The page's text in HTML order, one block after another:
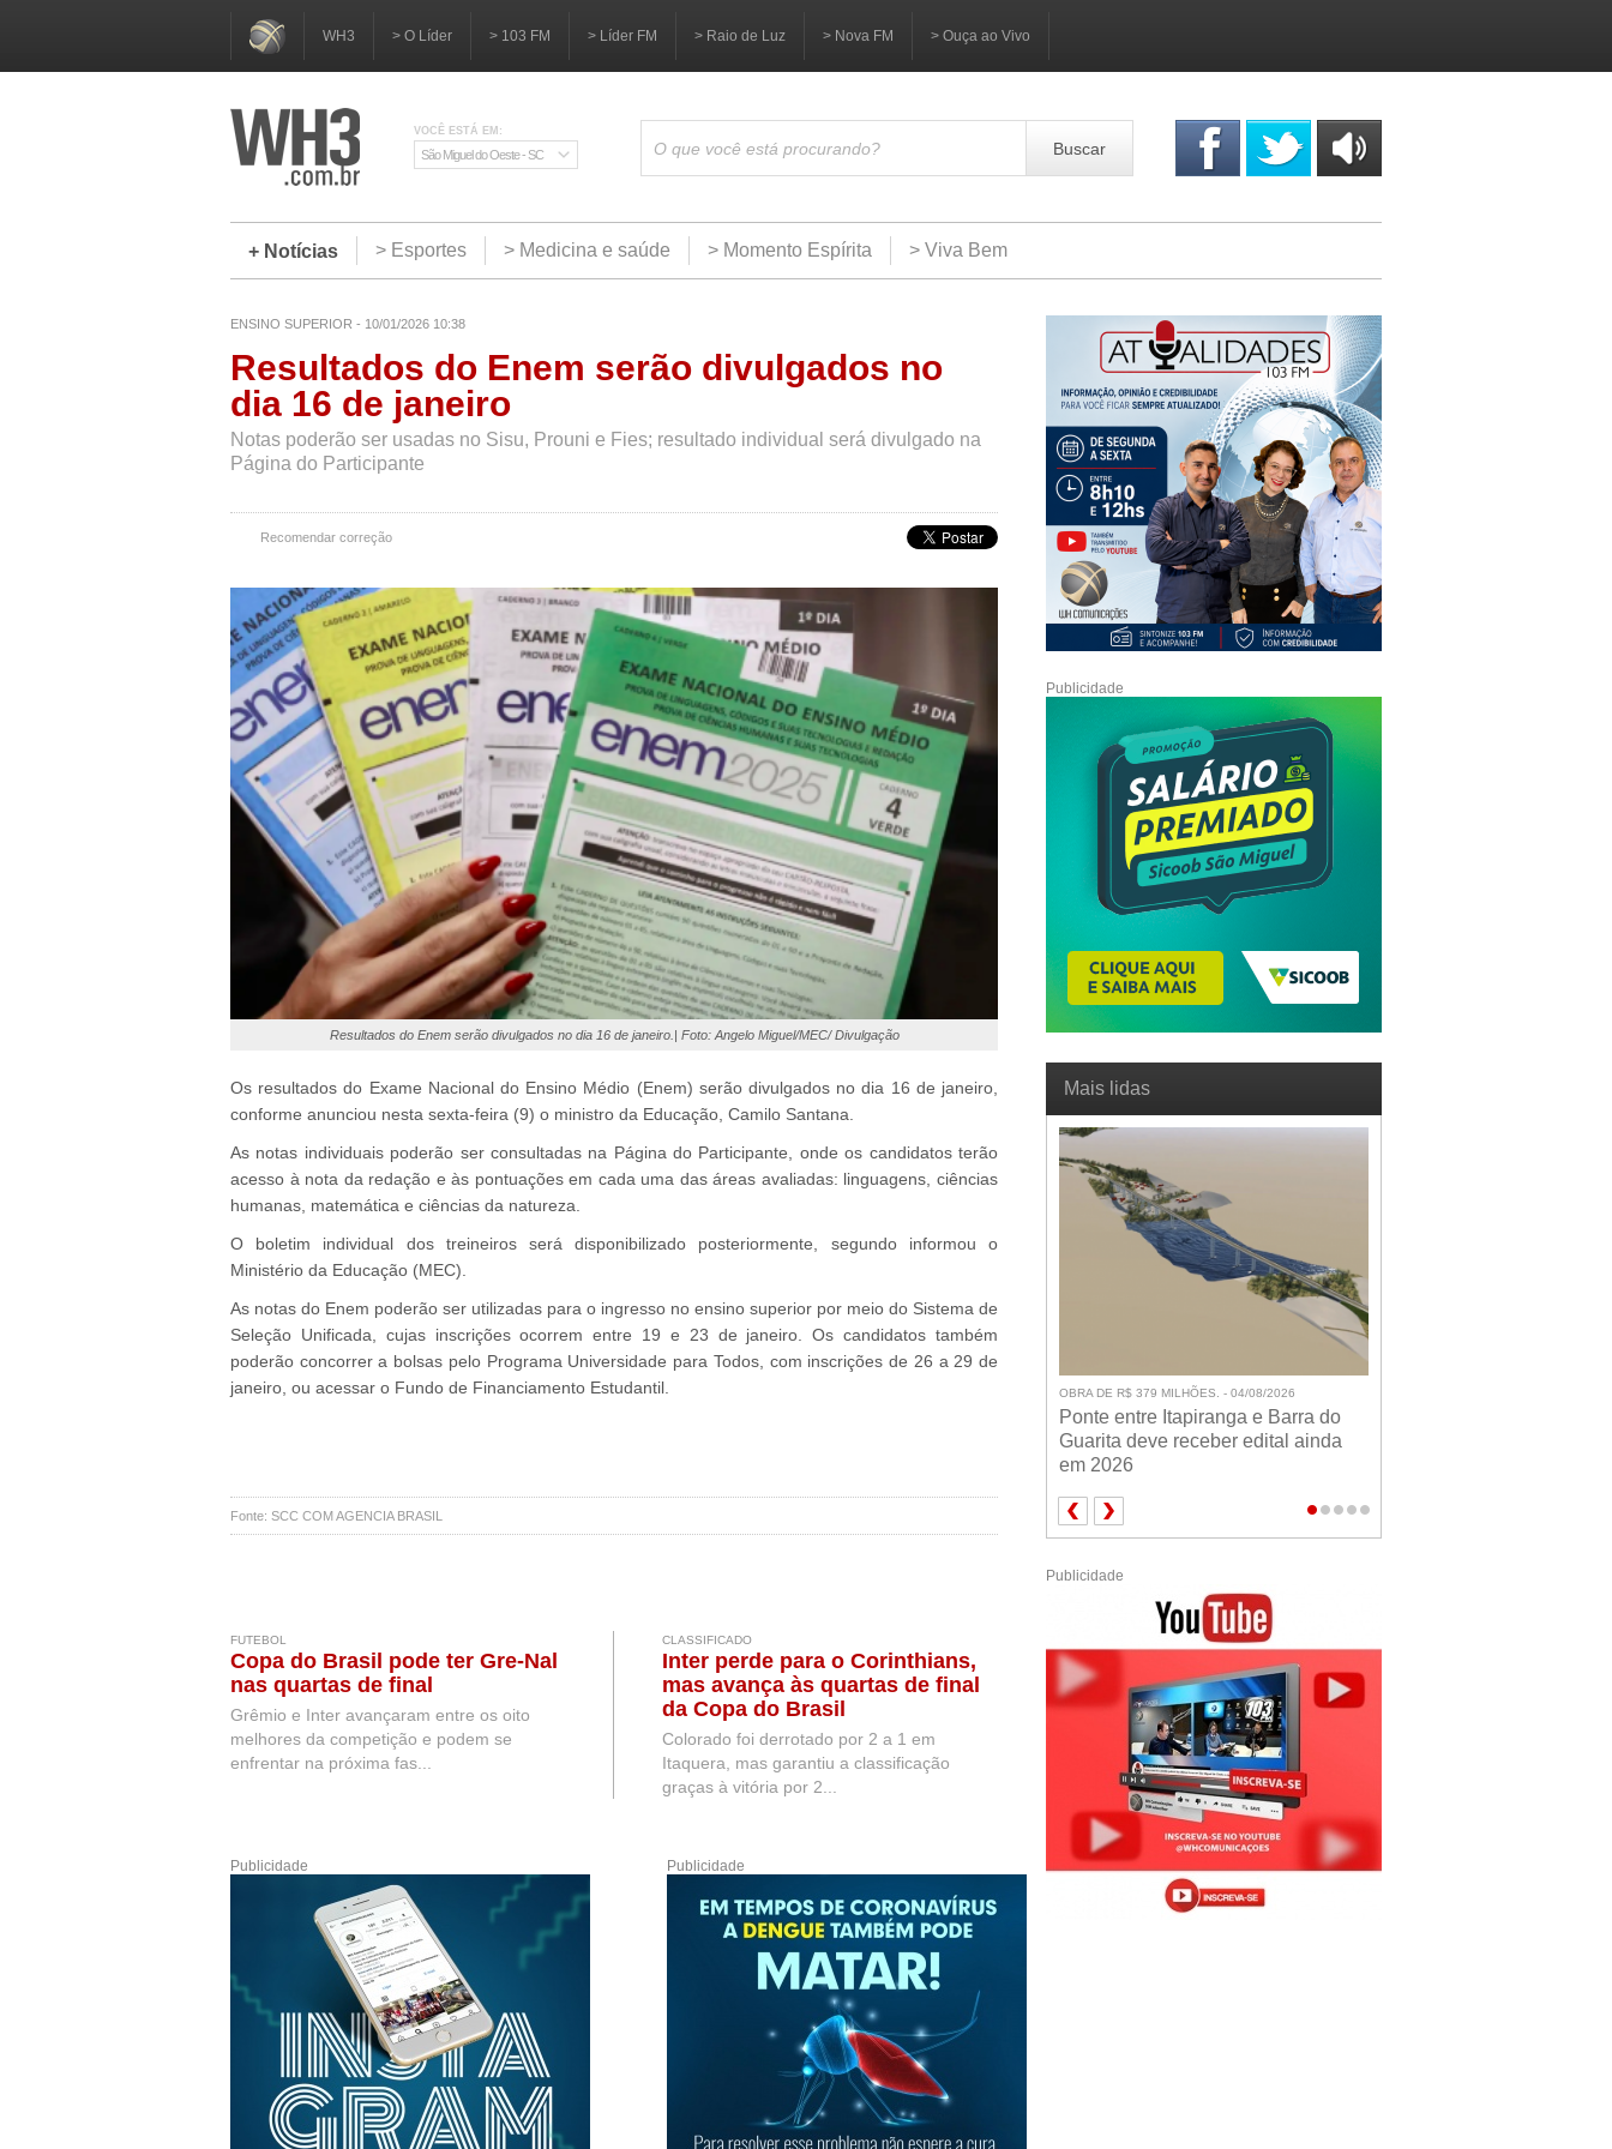
WH3 > O Líder > 103 FM > Líder FM > Raio de Luz > Nova FM > Ouça ao Vivo
VOCÊ ESTÁ EM:
São Miguel do Oeste - SC Buscar
+ Notícias
> Esportes > Medicina e saúde > Momento Espírita > Viva Bem
ENSINO SUPERIOR - 10/01/2026 10:38
Resultados do Enem serão divulgados no
dia 16 de janeiro
Notas poderão ser usadas no Sisu, Prouni e Fies; resultado individual será divulgado na
Página do Participante
Recomendar correção
Resultados do Enem serão divulgados no dia 16 de janeiro.| Foto: Angelo Miguel/MEC/ Divulgação
Os resultados do Exame Nacional do Ensino Médio (Enem) serão divulgados no dia 16 de janeiro,
conforme anunciou nesta sexta-feira (9) o ministro da Educação, Camilo Santana.
As notas individuais poderão ser consultadas na Página do Participante, onde os candidatos terão
acesso à nota da redação e às pontuações em cada uma das áreas avaliadas: linguagens, ciências
humanas, matemática e ciências da natureza.
O boletim individual dos treineiros será disponibilizado posteriormente, segundo informou o
Ministério da Educação (MEC).
As notas do Enem poderão ser utilizadas para o ingresso no ensino superior por meio do Sistema de
Seleção Unificada, cujas inscrições ocorrem entre 19 e 23 de janeiro. Os candidatos também
poderão concorrer a bolsas pelo Programa Universidade para Todos, com inscrições de 26 a 29 de
janeiro, ou acessar o Fundo de Financiamento Estudantil.
Fonte: SCC COM AGENCIA BRASIL
FUTEBOL
Copa do Brasil pode ter Gre-Nal
nas quartas de final
Grêmio e Inter avançaram entre os oito
melhores da competição e podem se
enfrentar na próxima fas...
CLASSIFICADO
Inter perde para o Corinthians,
mas avança às quartas de final
da Copa do Brasil
Colorado foi derrotado por 2 a 1 em
Itaquera, mas garantiu a classificação
graças à vitória por 2...
Publicidade Publicidade
Publicidade
Mais lidas
OBRA DE R$ 379 MILHÕES. - 04/08/2026
Ponte entre Itapiranga e Barra do
Guarita deve receber edital ainda
em 2026
Publicidade